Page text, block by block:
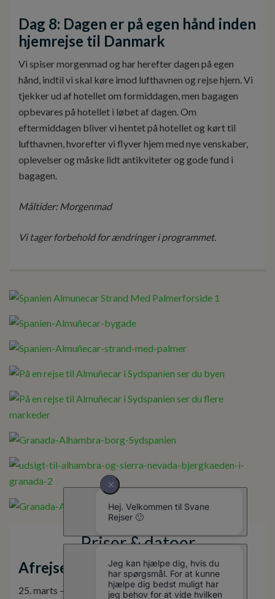
Dag 8: Dagen er på egen hånd inden
hjemrejse til Danmark
Vi spiser morgenmad og har herefter dagen på egen
hånd, indtil vi skal køre imod lufthavnen og rejse hjem. Vi
tjekker ud af hotellet om formiddagen, men bagagen
opbevares på hotellet i løbet af dagen. Om
eftermiddagen bliver vi hentet på hotellet og kørt til
lufthavnen, hvorefter vi flyver hjem med nye venskaber,
oplevelser og måske lidt antikviteter og gode fund i
bagagen.
Måltider: Morgenmad
Vi tager forbehold for ændringer i programmet.
Priser & datoer
Afrejse
25. marts – 1. april 2027